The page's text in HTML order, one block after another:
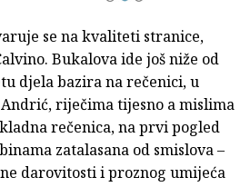
se na kvaliteti stranice,
Bukalova ide još niže od
djela bazira na rečenici, u
riječima tijesno a mislima
rečenica, na prvi pogled
zatalasana od smislova –
darovitosti i proznog umijeća